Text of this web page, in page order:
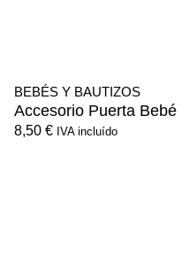
BEBÉS Y BAUTIZOS
Accesorio Puerta Bebé
8,50 € IVA incluído